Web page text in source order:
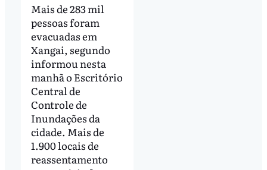
Mais de 283 mil
pessoas foram
evacuadas em
Xangai, segundo
informou nesta
manhã o Escritório
Central de
Controle de
Inundações da
cidade. Mais de
1.900 locais de
reassentamento